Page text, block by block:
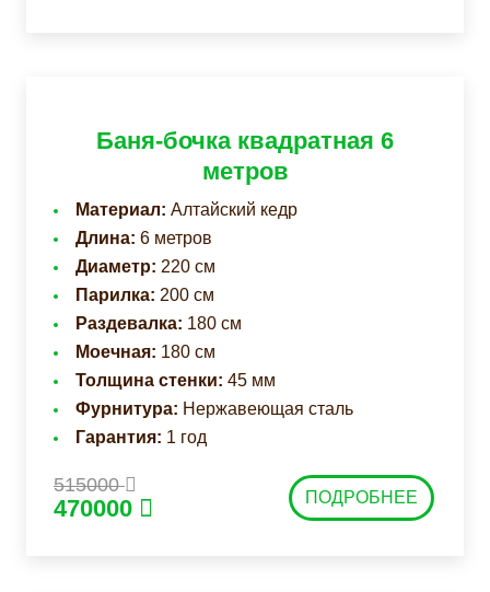
Баня-бочка квадратная 6
метров
Материал: Алтайский кедр
Длина: 6 метров
Диаметр: 220 см
Парилка: 200 см
Раздевалка: 180 см
Моечная: 180 см
Толщина стенки: 45 мм
Фурнитура: Нержавеющая сталь
Гарантия: 1 год
515000
470000 ПОДРОБНЕЕ